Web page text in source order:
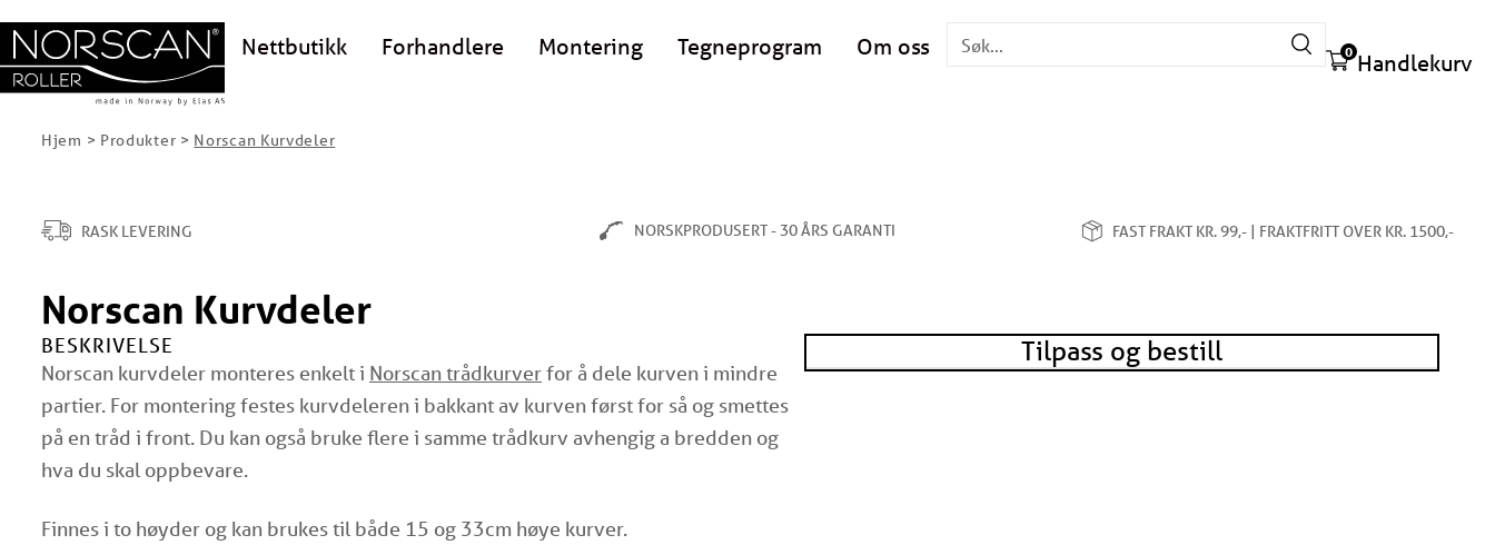
Nettbutikk Forhandlere Montering Tegneprogram Om oss 0 Handlekurv
Hjem > Produkter > Norscan Kurvdeler
RASK LEVERING NORSKPRODUSERT - 30 ÅRS GARANTI FAST FRAKT KR. 99,- | FRAKTFRITT OVER KR. 1500,-
Norscan Kurvdeler
BESKRIVELSE
Norscan kurvdeler monteres enkelt i Norscan trådkurverfor å dele kurven i mindre
partier. For montering festes kurvdeleren i bakkant av kurven først for så og smettes
på en tråd i front. Du kan også bruke flere i samme trådkurv avhengig a bredden og
hva du skal oppbevare.
Finnes i to høyder og kan brukes til både 15 og 33cm høye kurver.
Tilpass og bestill